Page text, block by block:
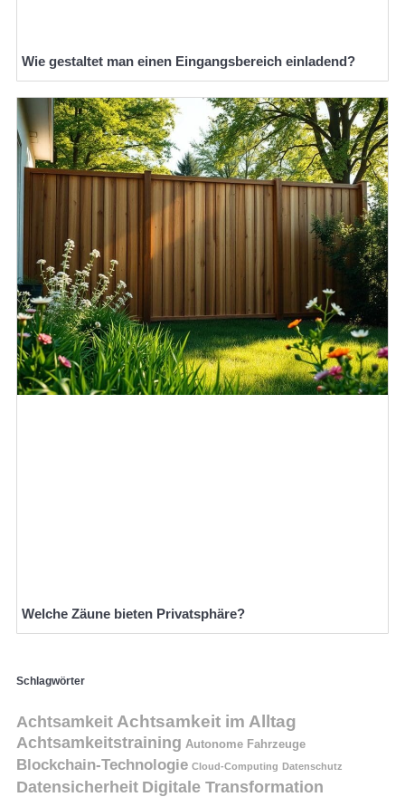
Wie gestaltet man einen Eingangsbereich einladend?
Welche Zäune bieten Privatsphäre?
Schlagwörter
Achtsamkeit Achtsamkeit im Alltag
Achtsamkeitstraining Autonome Fahrzeuge
Blockchain-Technologie Cloud-Computing Datenschutz
Datensicherheit Digitale Transformation